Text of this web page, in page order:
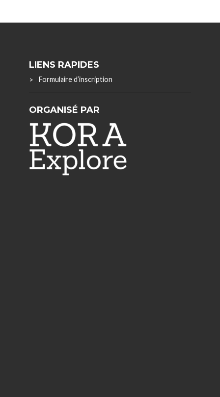
LIENS RAPIDES
Formulaire d’inscription
ORGANISÉ PAR